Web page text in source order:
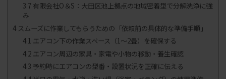
3.7有限会社O＆S：大田区池上拠点の地域密着型で分解洗浄に強
み
4 スムーズに作業してもらうための「依頼前の具体的な準備手順」
4.1 エアコン下の作業スペース（1〜2畳）を確保する
4.2エアコン周辺の家具・家電や小物の移動・養生確認
4.3 予約時にエアコンの型番・設置状況を正確に伝える